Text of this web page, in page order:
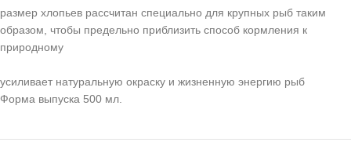
размер хлопьев рассчитан специально для крупных рыб таким
образом, чтобы предельно приблизить способ кормления к
природному
усиливает натуральную окраску и жизненную энергию рыб
Форма выпуска 500 мл.